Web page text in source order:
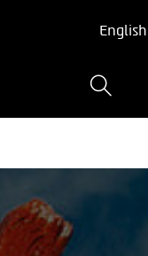
English